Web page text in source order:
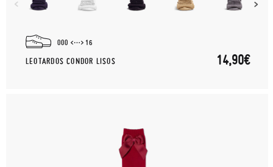
000 16
LEOTARDOS CONDOR LISOS 14,90€